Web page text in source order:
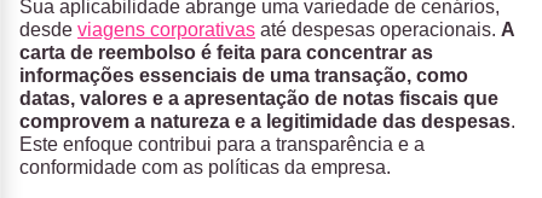
Sua aplicabilidade abrange uma variedade de cenários,
desde viagens corporativas até despesas operacionais. A
carta de reembolso é feita para concentrar as
informações essenciais de uma transação, como
datas, valores e a apresentação de notas fiscais que
comprovem a natureza e a legitimidade das despesas.
Este enfoque contribui para a transparência e a
conformidade com as políticas da empresa.